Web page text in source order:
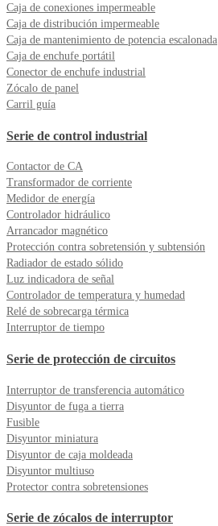
Caja de conexiones impermeable
Caja de distribución impermeable
Caja de mantenimiento de potencia escalonada
Caja de enchufe portátil
Conector de enchufe industrial
Zócalo de panel
Carril guía
Serie de control industrial
Contactor de CA
Transformador de corriente
Medidor de energía
Controlador hidráulico
Arrancador magnético
Protección contra sobretensión y subtensión
Radiador de estado sólido
Luz indicadora de señal
Controlador de temperatura y humedad
Relé de sobrecarga térmica
Interruptor de tiempo
Serie de protección de circuitos
Interruptor de transferencia automático
Disyuntor de fuga a tierra
Fusible
Disyuntor miniatura
Disyuntor de caja moldeada
Disyuntor multiuso
Protector contra sobretensiones
Serie de zócalos de interruptor